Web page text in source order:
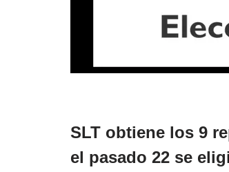
SLT obtiene los 9
el pasado 22 se